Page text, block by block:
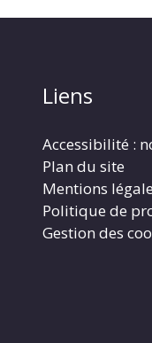
Liens
Accessibilité :
Plan du site
Mentions
Politique de
Gestion des